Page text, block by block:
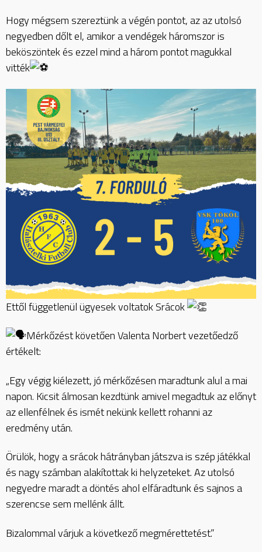
Hogy mégsem szereztünk a végén pontot, az az utolsó
negyedben dőlt el, amikor a vendégek háromszor is
beköszöntek és ezzel mind a három pontot magukkal
vitték
Ettől függetlenül ügyesek voltatok Srácok
Mérkőzést követően Valenta Norbert vezetőedző
értékelt:
„Egy végig kiélezett, jó mérkőzésen maradtunk alul a mai
napon. Kicsit álmosan kezdtünk amivel megadtuk az előnyt
az ellenfélnek és ismét nekünk kellett rohanni az
eredmény után.
Örülök, hogy a srácok hátrányban játszva is szép játékkal
és nagy számban alakítottak ki helyzeteket. Az utolsó
negyedre maradt a döntés ahol elfáradtunk és sajnos a
szerencse sem mellénk állt.
Bizalommal várjuk a következő megmérettetést.”